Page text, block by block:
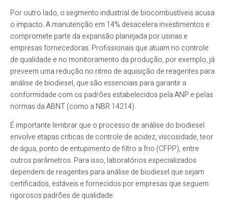
Por outro lado, o segmento industrial de biocombustíveis acusa
o impacto. A manutenção em 14% desacelera investimentos e
compromete parte da expansão planejada por usinas e
empresas fornecedoras. Profissionais que atuam no controle
de qualidade e no monitoramento da produção, por exemplo, já
preveem uma redução no ritmo de aquisição de reagentes para
análise de biodiesel, que são essenciais para garantir a
conformidade com os padrões estabelecidos pela ANP e pelas
normas da ABNT (como a NBR 14214).
É importante lembrar que o processo de análise do biodiesel
envolve etapas críticas de controle de acidez, viscosidade, teor
de água, ponto de entupimento de filtro a frio (CFPP), entre
outros parâmetros. Para isso, laboratórios especializados
dependem de reagentes para análise de biodiesel que sejam
certificados, estáveis e fornecidos por empresas que seguem
rigorosos padrões de qualidade.